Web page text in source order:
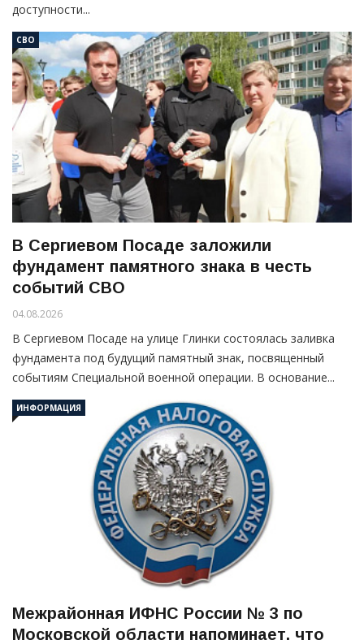
доступности...
СВО
В Сергиевом Посаде заложили
фундамент памятного знака в честь
событий СВО
04.08.2026
В Сергиевом Посаде на улице Глинки состоялась заливка
фундамента под будущий памятный знак, посвященный
событиям Специальной военной операции. В основание...
ИНФОРМАЦИЯ
Межрайонная ИФНС России № 3 по
Московской области напоминает, что